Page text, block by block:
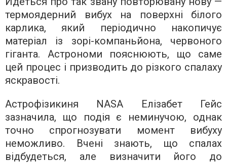
термоядерний вибух на поверхні білого
карлика, який періодично накопичує
матеріал із зорі-компаньйона, червоного
гіганта. Астрономи пояснюють, що саме
цей процес і призводить до різкого спалаху
яскравості.
Астрофізикиня NASA Елізабет Гейс
зазначила, що подія є неминучою, однак
точно спрогнозувати момент вибуху
неможливо. Вчені знають, що спалах
відбудеться, але визначити його до